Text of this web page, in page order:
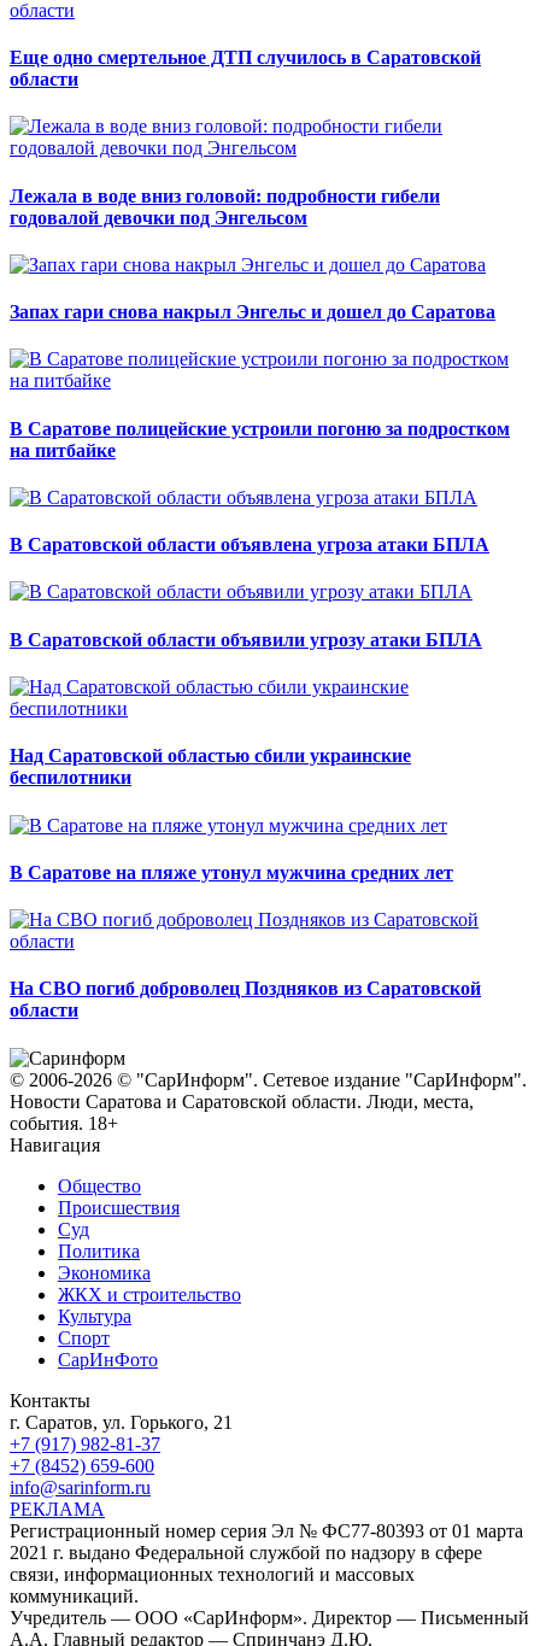
Еще одно смертельное ДТП случилось в Саратовской
области
Лежала в воде вниз головой: подробности гибели
годовалой девочки под Энгельсом
Запах гари снова накрыл Энгельс и дошел до Саратова
В Саратове полицейские устроили погоню за подростком
на питбайке
В Саратовской области объявлена угроза атаки БПЛА
В Саратовской области объявили угрозу атаки БПЛА
Над Саратовской областью сбили украинские
беспилотники
В Саратове на пляже утонул мужчина средних лет
На СВО погиб доброволец Поздняков из Саратовской
области
© 2006-2026 © "СарИнформ". Сетевое издание "СарИнформ".
Новости Саратова и Саратовской области. Люди, места,
события. 18+
Навигация
Общество
Происшествия
Суд
Политика
Экономика
ЖКХ и строительство
Культура
Спорт
СарИнФото
Контакты
г. Саратов, ул. Горького, 21
+7 (917) 982-81-37
+7 (8452) 659-600
info@sarinform.ru
РЕКЛАМА
Регистрационный номер серия Эл № ФС77-80393 от 01 марта
2021 г. выдано Федеральной службой по надзору в сфере
связи, информационных технологий и массовых
коммуникаций.
Учредитель — ООО «СарИнформ». Директор — Письменный
А.А. Главный редактор — Спринчанэ Д.Ю.